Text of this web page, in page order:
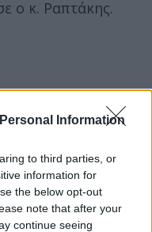
Information
to third parties, or
information for
the below opt-out
note that after your
continue seeing
ο κ. Ραπτάκης.